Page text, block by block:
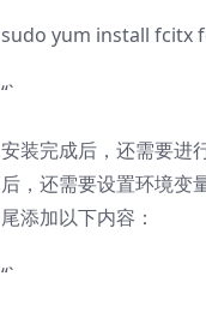
sudo yum install fcitx
“`
安装完成后，还需要进
后，还需要设置环境变
尾添加以下内容：
“`